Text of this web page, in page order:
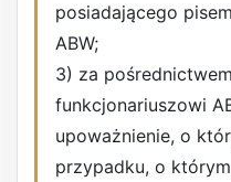
posiadającego
ABW;
3) za
funkcjonariuszowi
upoważnienie, o
przypadku, o